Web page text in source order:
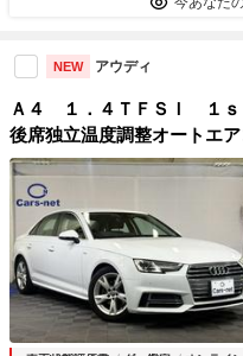
NEW アウディ
Ａ４ １．４ＴＦＳＩ １ｓ
後席独立温度調整オートエ
／クルーズコントロール／
１７インチアルミホイール
ＥＴＣ／ドラレコ